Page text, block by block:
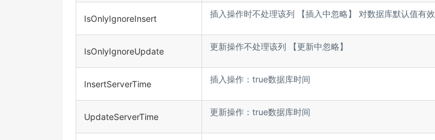
IsOnlyIgnoreInsert 插入操作时不处理该列 【插入中忽略】 对数据库默认值有效
IsOnlyIgnoreUpdate 更新操作不处理该列 【更新中忽略】
InsertServerTime 插入操作：true数据库时间
UpdateServerTime 更新操作：true数据库时间